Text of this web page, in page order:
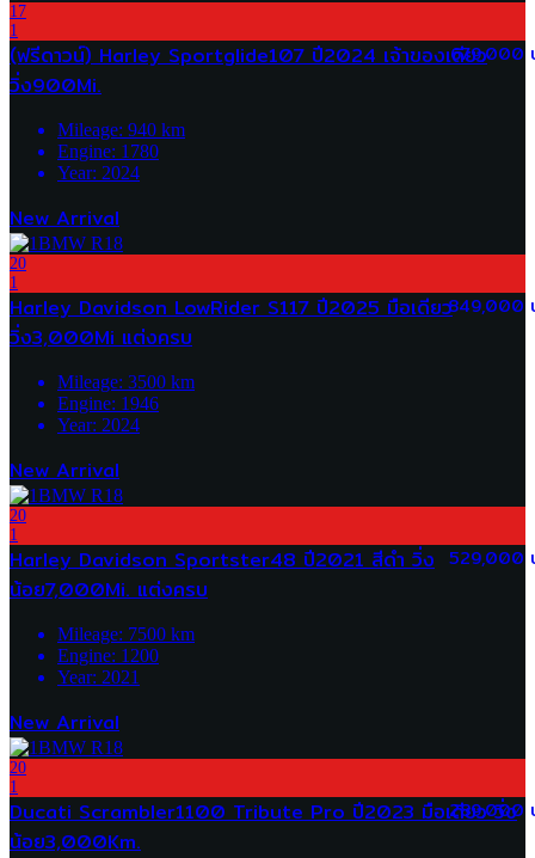
17
1
679,000
(ฟรีดาวน์) Harley Sportglide107 ปี2024 เจ้าของเดียว
วิ่ง900Mi.
Mileage: 940 km
Engine: 1780
Year: 2024
New Arrival
20
1
849,000
Harley Davidson LowRider S117 ปี2025 มือเดียว
วิ่ง3,000Mi แต่งครบ
Mileage: 3500 km
Engine: 1946
Year: 2024
New Arrival
20
1
529,000
Harley Davidson Sportster48 ปี2021 สีดำ วิ่ง
น้อย7,000Mi. แต่งครบ
Mileage: 7500 km
Engine: 1200
Year: 2021
New Arrival
20
1
289,000
Ducati Scrambler1100 Tribute Pro ปี2023 มือเดียว วิ่ง
น้อย3,000Km.